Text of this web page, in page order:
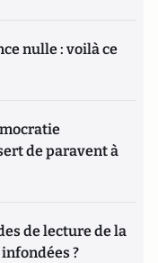
nulle : voilà ce
de paravent à
de lecture de la
?